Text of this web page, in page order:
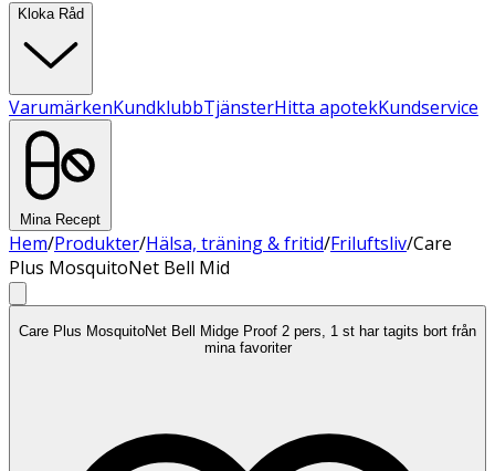
Kloka Råd
VarumärkenKundklubbTjänsterHitta apotekKundservice
Mina Recept
Hem/Produkter/Hälsa, träning & fritid/Friluftsliv/Care
Plus MosquitoNet Bell Mid
Care Plus MosquitoNet Bell Midge Proof 2 pers, 1 st har tagits bort från
mina favoriter